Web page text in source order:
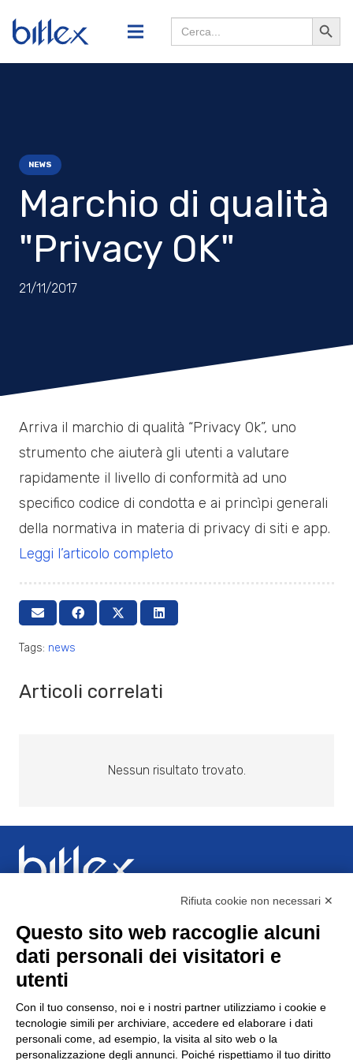
Search
for:
NEWS
Marchio di qualità
"Privacy OK"
21/11/2017
Arriva il marchio di qualità “Privacy Ok”, uno
strumento che aiuterà gli utenti a valutare
rapidamente il livello di conformità ad uno
specifico codice di condotta e ai princìpi generali
della normativa in materia di privacy di siti e app.
Leggi l’articolo completo
Tags: news
Articoli correlati
Nessun risultato trovato.
CF.04457820019 – R.I. Cuneo 04457820019 – capitale
soc. i.v. € 99.000,00
0173/444111 – Fax +39 0173/444222 – info@bitlex.it –
www.bitlex.it
Rifiuta cookie non necessari ✕
Questo sito web raccoglie alcuni
dati personali dei visitatori e
utenti
Con il tuo consenso, noi e i nostri partner utilizziamo i cookie e
tecnologie simili per archiviare, accedere ed elaborare i dati
personali come, ad esempio, la visita al sito web o la
personalizzazione degli annunci. Poiché rispettiamo il tuo diritto